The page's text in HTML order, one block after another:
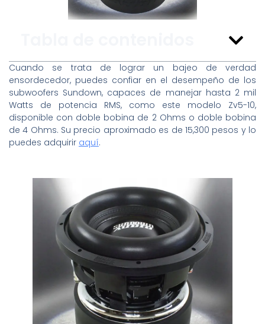
Cuando se trata de lograr un bajeo de verdad
ensordecedor, puedes confiar en el desempeño de los
subwoofers Sundown, capaces de manejar hasta 2 mil
Watts de potencia RMS, como este modelo Zv5-10,
disponible con doble bobina de 2 Ohms o doble bobina
de 4 Ohms. Su precio aproximado es de 15,300 pesos y lo
puedes adquirir aquí.